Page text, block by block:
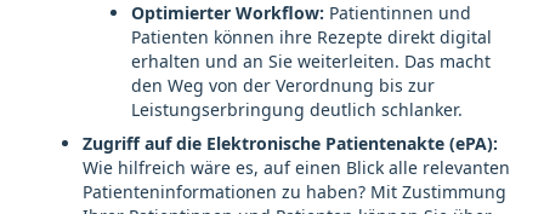
Optimierter Workflow: Patientinnen und
Patienten können ihre Rezepte direkt digital
erhalten und an Sie weiterleiten. Das macht
den Weg von der Verordnung bis zur
Leistungserbringung deutlich schlanker.
Zugriff auf die Elektronische Patientenakte (ePA):
Wie hilfreich wäre es, auf einen Blick alle relevanten
Patienteninformationen zu haben? Mit Zustimmung